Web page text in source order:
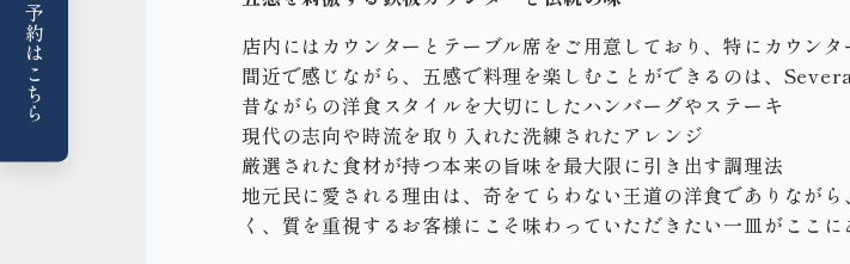
店内にはカウンターとテーブル席をご用意しており、特にカウン
間近で感じながら、五感で料理を楽しむことができるのは、
昔ながらの洋食スタイルを大切にしたハンバーグやステーキ
現代の志向や時流を取り入れた洗練されたアレンジ
厳選された食材が持つ本来の旨味を最大限に引き出す調理法
地元民に愛される理由は、奇をてらわない王道の洋食でありなが
く、質を重視するお客様にこそ味わっていただきたい一皿がここに